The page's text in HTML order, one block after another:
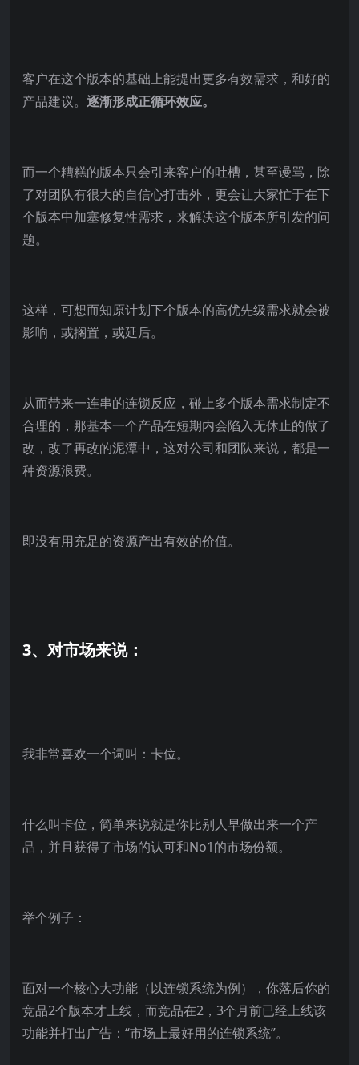
客户在这个版本的基础上能提出更多有效需求，和好的
产品建议。 逐渐形成正循环效应。
而一个糟糕的版本只会引来客户的吐槽，甚至谩骂，除
了对团队有很大的自信心打击外，更会让大家忙于在下
个版本中加塞修复性需求，来解决这个版本所引发的问
题。
这样，可想而知原计划下个版本的高优先级需求就会被
影响，或搁置，或延后。
从而带来一连串的连锁反应，碰上多个版本需求制定不
合理的，那基本一个产品在短期内会陷入无休止的做了
改，改了再改的泥潭中，这对公司和团队来说，都是一
种资源浪费。
即没有用充足的资源产出有效的价值。
3、对市场来说：
我非常喜欢一个词叫：卡位。
什么叫卡位，简单来说就是你比别人早做出来一个产
品，并且获得了市场的认可和No1的市场份额。
举个例子：
面对一个核心大功能（以连锁系统为例），你落后你的
竞品2个版本才上线，而竞品在2，3个月前已经上线该
功能并打出广告：“市场上最好用的连锁系统”。